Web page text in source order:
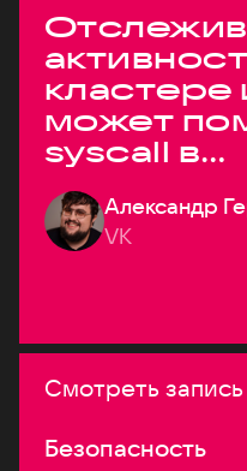
кластере
может
syscall в
системах
Александр
VK
Смотреть запись
Безопасность